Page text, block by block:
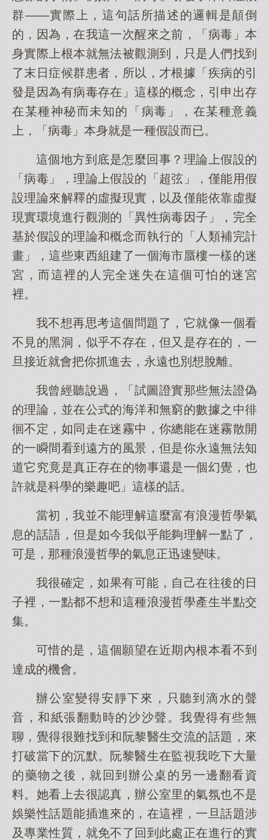
群——實際上，這句話所描述的邏輯是顛倒
的，因為，在我這一次醒來之前，「病毒」本
身實際上根本就無法被觀測到，只是人們找到
了末日症候群患者，所以，才根據「疾病的引
發是因為有病毒存在」這樣的概念，引申出存
在某種神秘而未知的「病毒」，在某種意義
上，「病毒」本身就是一種假設而已。
這個地方到底是怎麼回事？理論上假設的
「病毒」，理論上假設的「超弦」，僅能用假
設理論來解釋的虛擬現實，以及僅能依靠虛擬
現實環境進行觀測的「異性病毒因子」，完全
基於假設的理論和概念而執行的「人類補完計
畫」，這些東西組建了一個海市蜃樓一樣的迷
宮，而這裡的人完全迷失在這個可怕的迷宮
裡。
我不想再思考這個問題了，它就像一個看
不見的黑洞，似乎不存在，但又是存在的，一
旦接近就會把你抓進去，永遠也別想脫離。
我曾經聽說過，「試圖證實那些無法證偽
的理論，並在公式的海洋和無窮的數據之中徘
徊不定，如同走在迷霧中，你總能在迷霧散開
的一瞬間看到遠方的風景，但是你永遠無法知
道它究竟是真正存在的物事還是一個幻覺，也
許就是科學的樂趣吧」這樣的話。
當初，我並不能理解這麼富有浪漫哲學氣
息的話語，但是如今我似乎能夠理解一點了，
可是，那種浪漫哲學的氣息正迅速變味。
我很確定，如果有可能，自己在往後的日
子裡，一點都不想和這種浪漫哲學產生半點交
集。
可惜的是，這個願望在近期內根本看不到
達成的機會。
辦公室變得安靜下來，只聽到滴水的聲
音，和紙張翻動時的沙沙聲。我覺得有些無
聊，覺得很難找到和阮黎醫生交流的話題，來
打破當下的沉默。阮黎醫生在監視我吃下大量
的藥物之後，就回到辦公桌的另一邊翻看資
料。她看上去很認真，辦公室里的氣氛也不是
娛樂性話題能插進來的，在這裡，一旦話題涉
及專業性質，就免不了回到此處正在進行的實